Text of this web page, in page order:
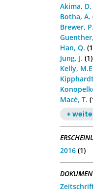
Akima, D.
Botha, A.
Brewer, P.
Han, Q.
Jung, J. (1)
Kelly,
Macé, T.
+
2016 (1)